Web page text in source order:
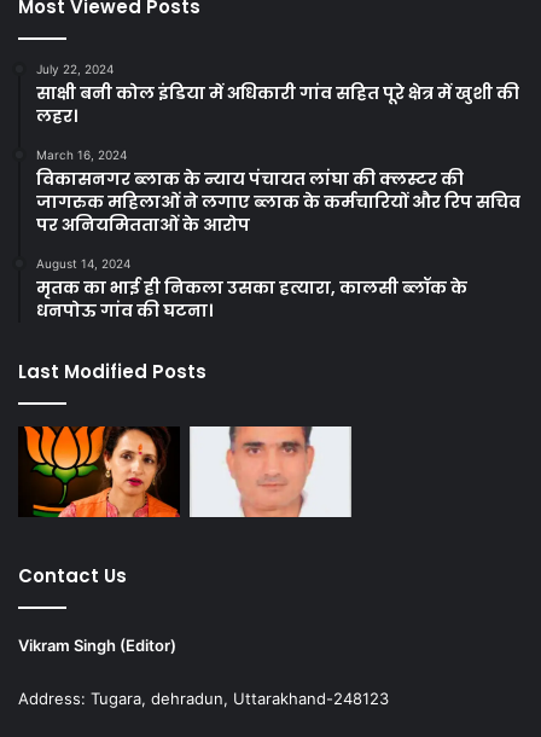
Most Viewed Posts
July 22, 2024
साक्षी बनी कोल इंडिया में अधिकारी गांव सहित पूरे क्षेत्र में खुशी की
लहर।
March 16, 2024
विकासनगर ब्लाक के न्याय पंचायत लांघा की क्लस्टर की
जागरुक महिलाओं ने लगाए ब्लाक के कर्मचारियों और रिप सचिव
पर अनियमितताओं के आरोप
August 14, 2024
मृतक का भाई ही निकला उसका हत्यारा, कालसी ब्लॉक के
धनपोऊ गांव की घटना।
Last Modified Posts
Contact Us
Vikram Singh (Editor)
Address: Tugara, dehradun, Uttarakhand-248123